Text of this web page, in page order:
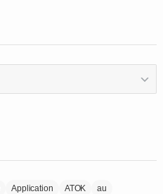
Application ATOK au